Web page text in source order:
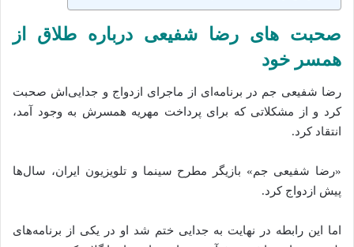
صحبت های رضا شفیعی درباره طلاق از
همسر خود
رضا شفیعی جم در برنامه‌ای از ماجرای ازدواج و جدایی‌اش صحبت
کرد و از مشکلاتی که برای پرداخت مهریه همسرش به وجود آمد،
انتقاد کرد.
«رضا شفیعی جم» بازیگر مطرح سینما و تلویزیون ایران، سال‌ها
پیش ازدواج کرد.
اما این رابطه در نهایت به جدایی ختم شد او در یکی از برنامه‌های